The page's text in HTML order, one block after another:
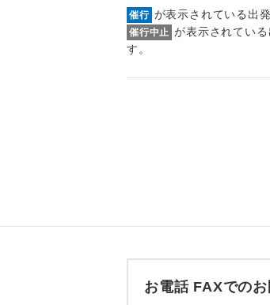
催行 が表示されている出
催行中止 が表示されてい
す。
お電話 FAXでの